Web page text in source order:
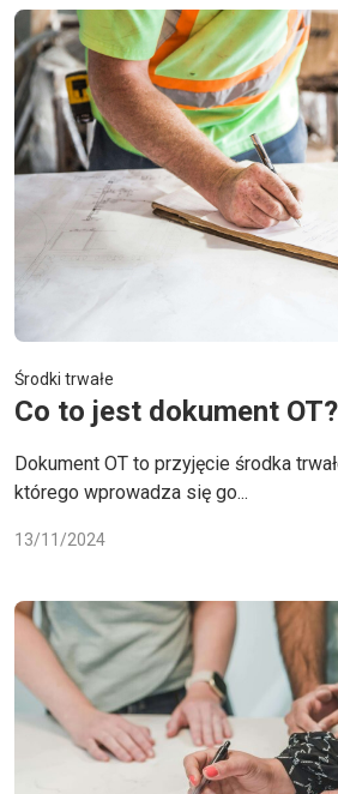
Środki trwałe
Co to jest dokument OT?
Dokument OT to przyjęcie środka
którego wprowadza się go...
13/11/2024